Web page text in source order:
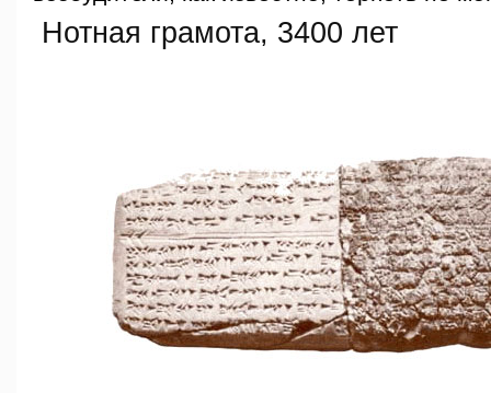
Нотная грамота, 3400 лет